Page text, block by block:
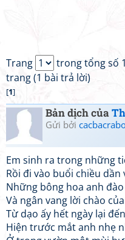
Trang
trong tổng số 1
trang (1 bài trả lời)
[1]
Bản dịch của
Gửi bởi
Em sinh ra trong những
Rồi đi vào buổi chiều dần
Những bông hoa anh
Và ngân vang lời chào
Từ dạo ấy hết ngày lại
Hiện trước mắt anh nhẹ